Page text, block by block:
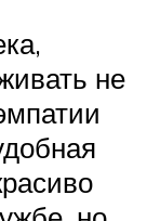
не